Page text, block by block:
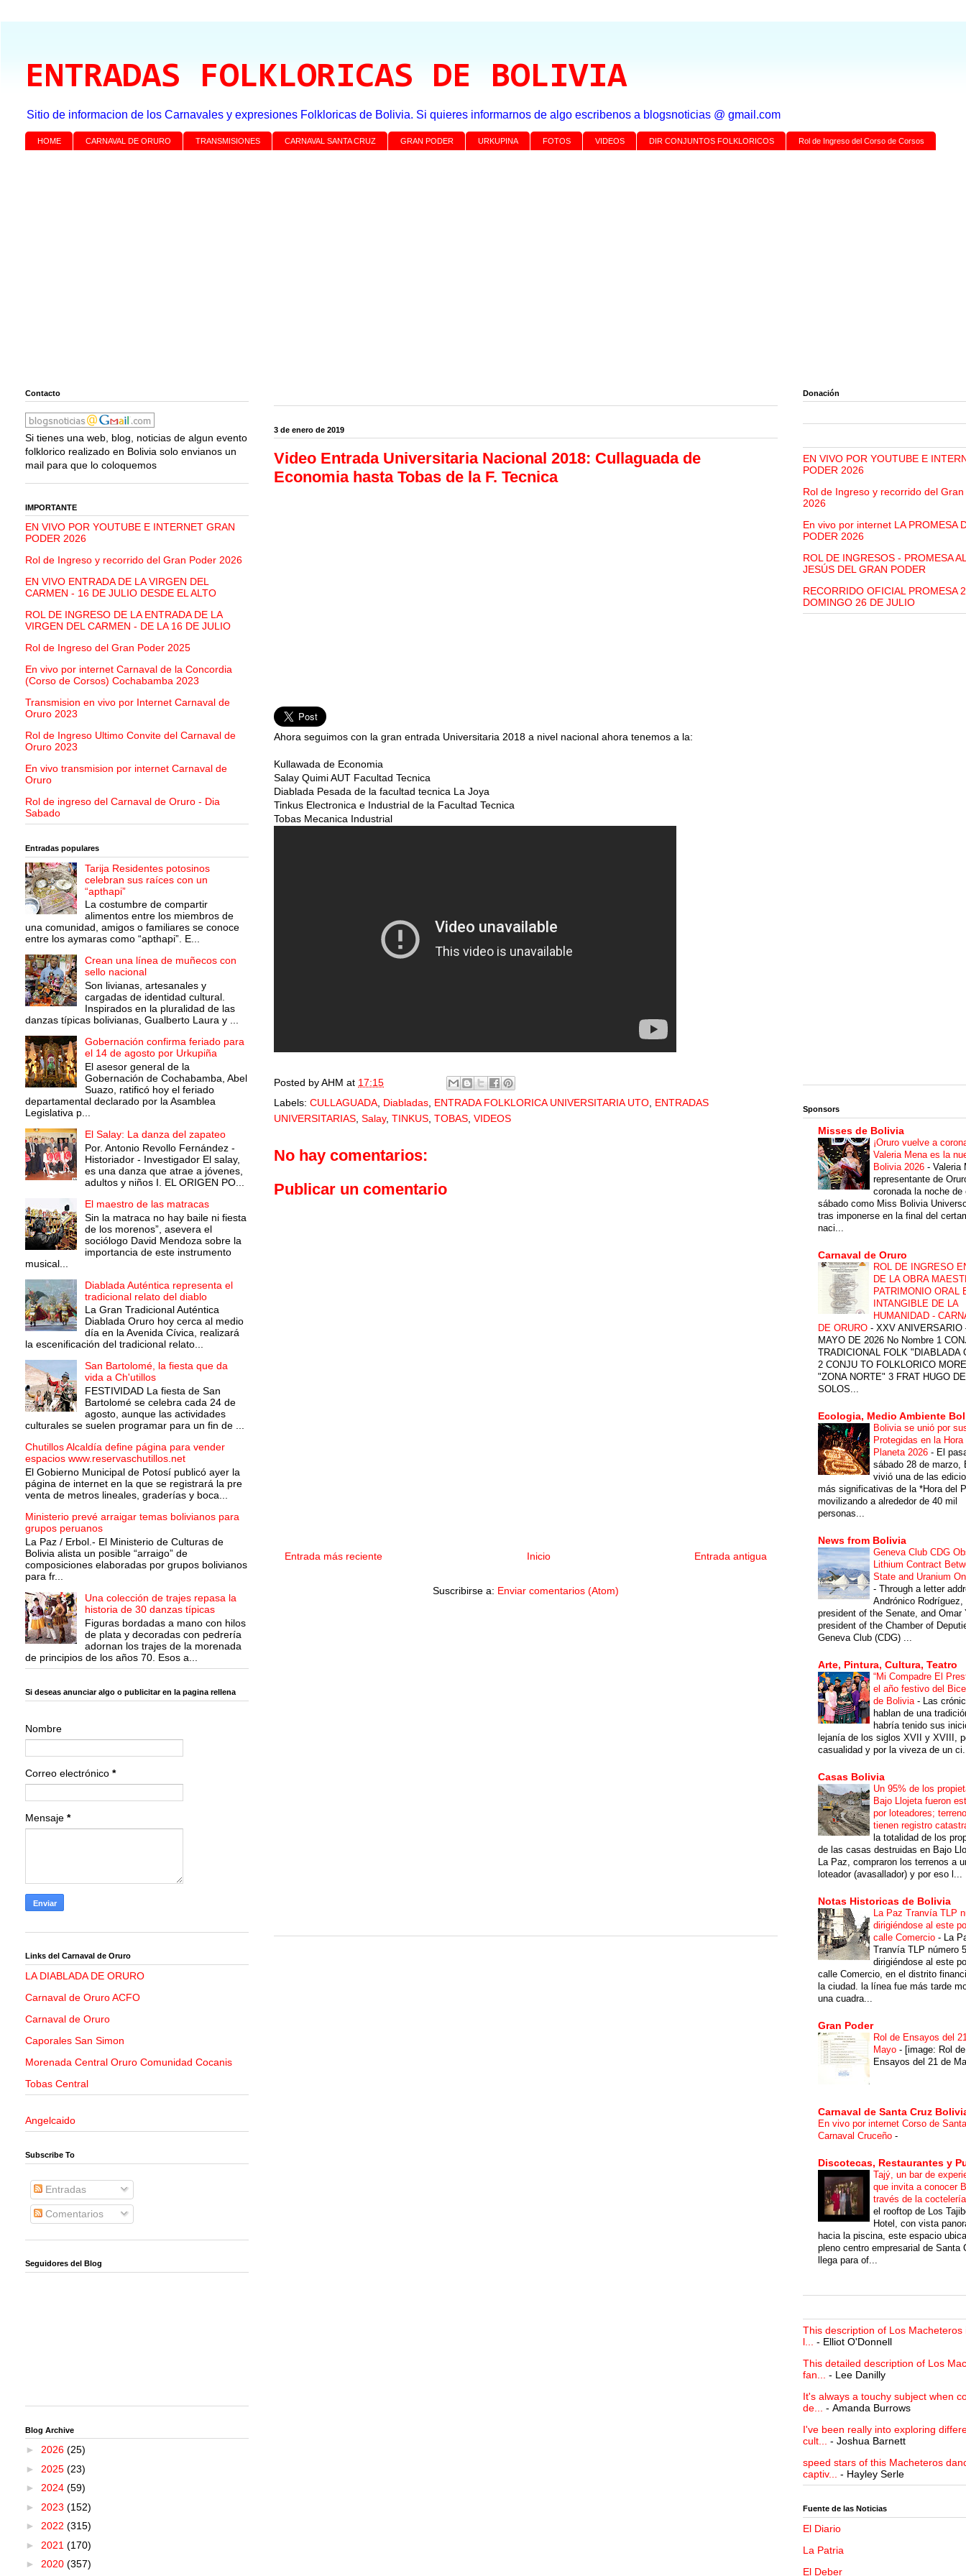
ENTRADAS FOLKLORICAS DE BOLIVIA
Sitio de informacion de los Carnavales y expresiones Folkloricas de Bolivia. Si quieres informarnos de algo escribenos a blogsnoticias @ gmail.com
HOME CARNAVAL DE ORURO TRANSMISIONES CARNAVAL SANTA CRUZ GRAN PODER URKUPINA FOTOS VIDEOS DIR CONJUNTOS FOLKLORICOS Rol de Ingreso del Corso de Corsos
3 de enero de 2019
Video Entrada Universitaria Nacional 2018: Cullaguada de
Economia hasta Tobas de la F. Tecnica
Ahora seguimos con la gran entrada Universitaria 2018 a nivel nacional ahora tenemos a la:
Kullawada de Economia
Salay Quimi AUT Facultad Tecnica
Diablada Pesada de la facultad tecnica La Joya
Tinkus Electronica e Industrial de la Facultad Tecnica
Tobas Mecanica Industrial
Posted byAHM at 17:15
Labels: CULLAGUADA, Diabladas, ENTRADA FOLKLORICA UNIVERSITARIA UTO, ENTRADAS
UNIVERSITARIAS, Salay, TINKUS, TOBAS, VIDEOS
No hay comentarios:
Publicar un comentario
Entrada más reciente Entrada antigua
Inicio
Suscribirse a: Enviar comentarios (Atom)
Contacto
Si tienes una web, blog, noticias de algun evento
folklorico realizado en Bolivia solo envianos un
mail para que lo coloquemos
IMPORTANTE
EN VIVO POR YOUTUBE E INTERNET GRAN
PODER 2026
Rol de Ingreso y recorrido del Gran Poder 2026
EN VIVO ENTRADA DE LA VIRGEN DEL
CARMEN - 16 DE JULIO DESDE EL ALTO
ROL DE INGRESO DE LA ENTRADA DE LA
VIRGEN DEL CARMEN - DE LA 16 DE JULIO
Rol de Ingreso del Gran Poder 2025
En vivo por internet Carnaval de la Concordia
(Corso de Corsos) Cochabamba 2023
Transmision en vivo por Internet Carnaval de
Oruro 2023
Rol de Ingreso Ultimo Convite del Carnaval de
Oruro 2023
En vivo transmision por internet Carnaval de
Oruro
Rol de ingreso del Carnaval de Oruro - Dia
Sabado
Entradas populares
Tarija Residentes potosinos
celebran sus raíces con un
“apthapi”
La costumbre de compartir
alimentos entre los miembros de
una comunidad, amigos o familiares se conoce
entre los aymaras como “apthapi”. E...
Crean una línea de muñecos con
sello nacional
Son livianas, artesanales y
cargadas de identidad cultural.
Inspirados en la pluralidad de las
danzas típicas bolivianas, Gualberto Laura y ...
Gobernación confirma feriado para
el 14 de agosto por Urkupiña
El asesor general de la
Gobernación de Cochabamba, Abel
Suazo, ratificó hoy el feriado
departamental declarado por la Asamblea
Legislativa p...
El Salay: La danza del zapateo
Por. Antonio Revollo Fernández -
Historiador - Investigador El salay,
es una danza que atrae a jóvenes,
adultos y niños I. EL ORIGEN PO...
El maestro de las matracas
Sin la matraca no hay baile ni fiesta
de los morenos”, asevera el
sociólogo David Mendoza sobre la
importancia de este instrumento
musical...
Diablada Auténtica representa el
tradicional relato del diablo
La Gran Tradicional Auténtica
Diablada Oruro hoy cerca al medio
día en la Avenida Cívica, realizará
la escenificación del tradicional relato...
San Bartolomé, la fiesta que da
vida a Ch'utillos
FESTIVIDAD La fiesta de San
Bartolomé se celebra cada 24 de
agosto, aunque las actividades
culturales se suelen programar para un fin de ...
Chutillos Alcaldía define página para vender
espacios www.reservaschutillos.net
El Gobierno Municipal de Potosí publicó ayer la
página de internet en la que se registrará la pre
venta de metros lineales, graderías y boca...
Ministerio prevé arraigar temas bolivianos para
grupos peruanos
La Paz / Erbol.- El Ministerio de Culturas de
Bolivia alista un posible “arraigo” de
composiciones elaboradas por grupos bolivianos
para fr...
Una colección de trajes repasa la
historia de 30 danzas típicas
Figuras bordadas a mano con hilos
de plata y decoradas con pedrería
adornan los trajes de la morenada
de principios de los años 70. Esos a...
Si deseas anunciar algo o publicitar en la pagina rellena
Nombre
Correo electrónico *
Mensaje *
Links del Carnaval de Oruro
LA DIABLADA DE ORURO
Carnaval de Oruro ACFO
Carnaval de Oruro
Caporales San Simon
Morenada Central Oruro Comunidad Cocanis
Tobas Central
Angelcaido
Subscribe To
Entradas
Comentarios
Seguidores del Blog
Blog Archive
► 2026 (25)
► 2025 (23)
► 2024 (59)
► 2023 (152)
► 2022 (315)
► 2021 (170)
► 2020 (357)
Donación
EN VIVO POR YOUTUBE E
PODER 2026
Rol de Ingreso y recorrido del
2026
En vivo por internet LA PROMESA
PODER 2026
ROL DE INGRESOS - PROMESA
JESÚS DEL GRAN PODER
RECORRIDO OFICIAL PROMESA
DOMINGO 26 DE JULIO
Sponsors
Misses de Bolivia
¡Oruro vuelve a
Valeria Mena es la
Bolivia 2026 - Valeria
representante de
coronada la noche de
sábado como Miss Bolivia
tras imponerse en la final del
naci...
Carnaval de Oruro
ROL DE INGRESO
DE LA OBRA
PATRIMONIO ORAL
INTANGIBLE DE LA
HUMANIDAD -
DE ORURO - XXV ANIVERSARIO
MAYO DE 2026 No Nombre 1
TRADICIONAL FOLK "DIABLADA
2 CONJU TO FOLKLORICO
"ZONA NORTE" 3 FRAT HUGO
SOLOS...
Ecologia, Medio Ambiente
Bolivia se unió por
Protegidas en la Hora
Planeta 2026 - El
sábado 28 de marzo,
vivió una de las
más significativas de la *Hora del
movilizando a alrededor de 40 mil
personas...
News from Bolivia
Geneva Club CDG
Lithium Contract
State and Uranium
- Through a letter
Andrónico Rodríguez,
president of the Senate, and Omar
president of the Chamber of
Geneva Club (CDG) ...
Arte, Pintura, Cultura, Teatro
“Mi Compadre El
el año festivo del
de Bolivia - Las
hablan de una
habría tenido sus
lejanía de los siglos XVII y XVIII,
casualidad y por la viveza de un
Casas Bolivia
Un 95% de los
Bajo Llojeta fueron
por loteadores;
tienen registro
la totalidad de los
de las casas destruidas en Bajo
La Paz, compraron los terrenos a
loteador (avasallador) y por eso l...
Notas Historicas de Bolivia
La Paz Tranvía TLP
dirigiéndose al este
calle Comercio - La
Tranvía TLP número 5
dirigiéndose al este
calle Comercio, en el distrito
la ciudad. la línea fue más tarde
una cuadra...
Gran Poder
Rol de Ensayos del
Mayo - [image: Rol de
Ensayos del 21 de
Carnaval de Santa Cruz
En vivo por internet Corso de
Carnaval Cruceño -
Discotecas, Restaurantes y
Tajý, un bar de
que invita a conocer
través de la
el rooftop de Los
Hotel, con vista
hacia la piscina, este espacio
pleno centro empresarial de Santa
llega para of...
This description of Los Macheteros
l...
- Elliot O'Donnell
This detailed description of Los
fan...
- Lee Danilly
It's always a touchy subject when
de...
- Amanda Burrows
I've been really into exploring
cult...
- Joshua Barnett
speed stars of this Macheteros
captiv...
- Hayley Serle
Fuente de las Noticias
El Diario
La Patria
El Deber